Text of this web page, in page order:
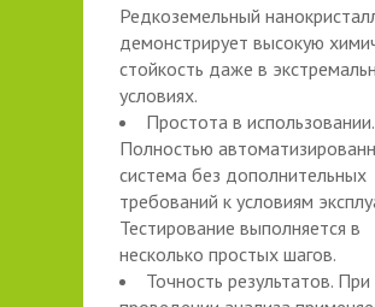
Редкоземельный
демонстрирует высокую
стойкость даже в
условиях.
Простота в использовании.
Полностью
система без дополнительных
требований к условиям
Тестирование выполняется в
несколько простых шагов.
Точность результатов. При